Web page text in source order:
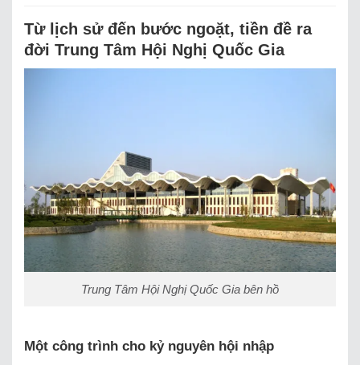
Từ lịch sử đến bước ngoặt, tiền đề ra
đời Trung Tâm Hội Nghị Quốc Gia
Trung Tâm Hội Nghị Quốc Gia bên hồ
Một công trình cho kỷ nguyên hội nhập